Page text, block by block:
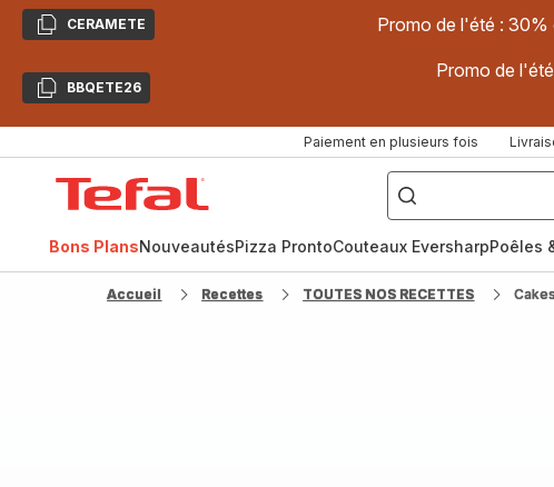
CopierCERAMETE Promo de l'été : 30%
CopierBBQETE26
Promo de
Paiement en plusieurs fois
["Poêles
inox,
Cake
Factory,
Bons PlansNouveautésPizza ProntoCouteaux EversharpPoêles
Accueil Recettes TOUTES NOS RECETTES